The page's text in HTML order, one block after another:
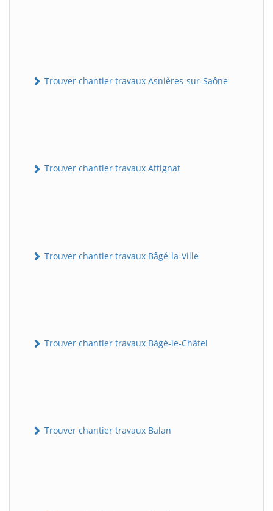
Trouver chantier travaux Asnières-sur-Saône
Trouver chantier travaux Attignat
Trouver chantier travaux Bâgé-la-Ville
Trouver chantier travaux Bâgé-le-Châtel
Trouver chantier travaux Balan